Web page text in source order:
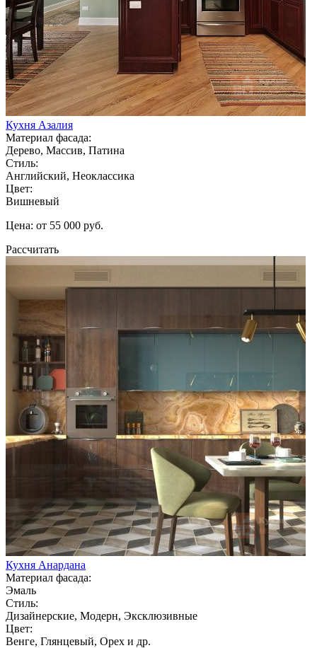
Кухня Азалия
Материал фасада:
Дерево, Массив, Патина
Стиль:
Английский, Неоклассика
Цвет:
Вишневый
Цена: от 55 000 руб.
Рассчитать
Кухня Анардана
Материал фасада:
Эмаль
Стиль:
Дизайнерские, Модерн, Эксклюзивные
Цвет:
Венге, Глянцевый, Орех и др.